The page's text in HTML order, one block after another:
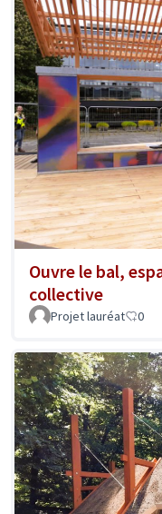
Ouvre le bal,
collective
Projet lauréat 0